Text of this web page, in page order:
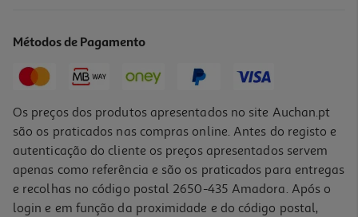
Métodos de Pagamento
Os preços dos produtos apresentados no site Auchan.pt
são os praticados nas compras online. Antes do registo e
autenticação do cliente os preços apresentados servem
apenas como referência e são os praticados para entregas
e recolhas no código postal 2650-435 Amadora. Após o
login e em função da proximidade e do código postal,